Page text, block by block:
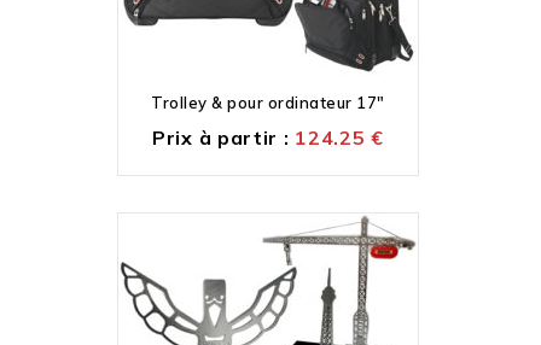
Trolley & pour ordinateur 17″
Prix à partir : 124.25€